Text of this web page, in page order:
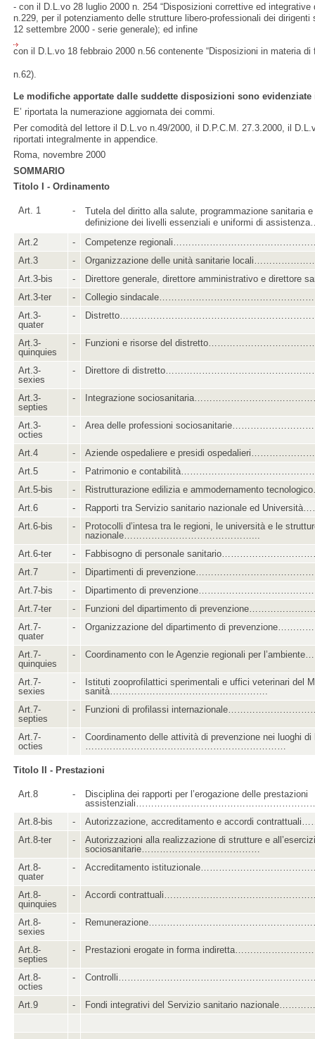
- con il D.L.vo 28 luglio 2000 n. 254 “Disposizioni correttive ed
n.229, per il potenziamento delle strutture libero-professionali dei
12 settembre 2000 - serie generale); ed infine
con il D.L.vo 18 febbraio 2000 n.56 contenente “Disposizioni in materia
n.62).
Le modifiche apportate dalle suddette disposizioni sono evidenziate
E’ riportata la numerazione aggiornata dei commi.
Per comodità del lettore il D.L.vo n.49/2000, il D.P.C.M. 27.3.2000, il
riportati integralmente in appendice.
Roma, novembre 2000
SOMMARIO
Titolo I - Ordinamento
Art. 1 -
Tutela del diritto alla salute, programmazione sanitaria e
definizione dei livelli essenziali e uniformi di
Art.2
-
Competenze
Art.3
-
Organizzazione delle unità sanitarie
Art.3-bis
-
Direttore generale, direttore amministrativo e direttore
Art.3-ter
-
Collegio
Art.3-
quater
-
Art.3-
quinquies
- Funzioni e risorse del
Art.3-
sexies
- Direttore di
Art.3-
septies
- Integrazione
Art.3-
octies
- Area delle professioni
Art.4 -
Aziende ospedaliere e presidi
Art.5
-
Patrimonio e
Art.5-bis
-
Ristrutturazione edilizia e ammodernamento
Art.6
-
Rapporti tra Servizio sanitario nazionale ed
Art.6-bis
-
Protocolli d’intesa tra le regioni, le università e le
nazionale……………………………………...
Art.6-ter
-
Fabbisogno di personale
Art.7
-
Dipartimenti di
Art.7-bis
-
Dipartimento di
Art.7-ter
-
Funzioni del dipartimento di
Art.7-
quater
- Organizzazione del dipartimento di
Art.7-
quinquies
- Coordinamento con le Agenzie regionali per
Art.7-
sexies
-
Istituti zooprofilattici sperimentali e uffici veterinari del
sanità…………………………………………….
Art.7-
septies
- Funzioni di profilassi
Art.7-
octies
-
Coordinamento delle attività di prevenzione nei luoghi
…………………………………………………………
Titolo II - Prestazioni
Art.8 -
Disciplina dei rapporti per l’erogazione delle prestazioni
Art.8-bis
-
Autorizzazione, accreditamento e accordi
Art.8-ter
-
Autorizzazioni alla realizzazione di strutture e
sociosanitarie…………………………………
Art.8-
quater
- Accreditamento
Art.8-
quinquies
- Accordi
Art.8-
sexies
-
Art.8-
septies
- Prestazioni erogate in forma
Art.8-
octies
-
Art.9 - Fondi integrativi del Servizio sanitario